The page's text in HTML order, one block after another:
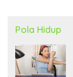
Pola Hidup